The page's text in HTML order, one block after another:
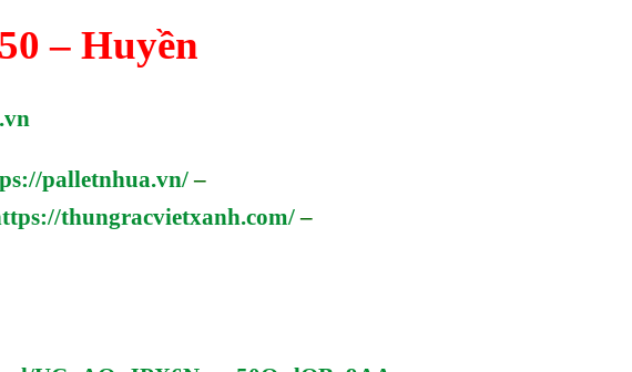
– Huyền
palletnhua.vn/–
thungracvietxanh.com/–